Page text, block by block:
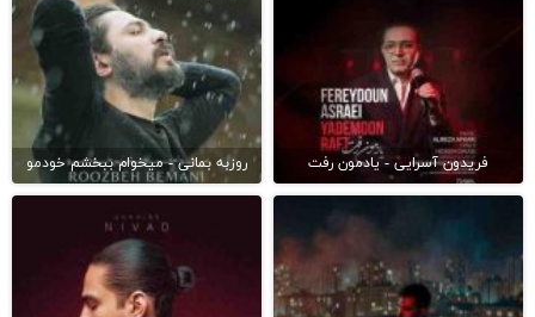
فریدون آسرایی - یادمون رفت روزبه بمانی - میخوام ببخشم خودمو